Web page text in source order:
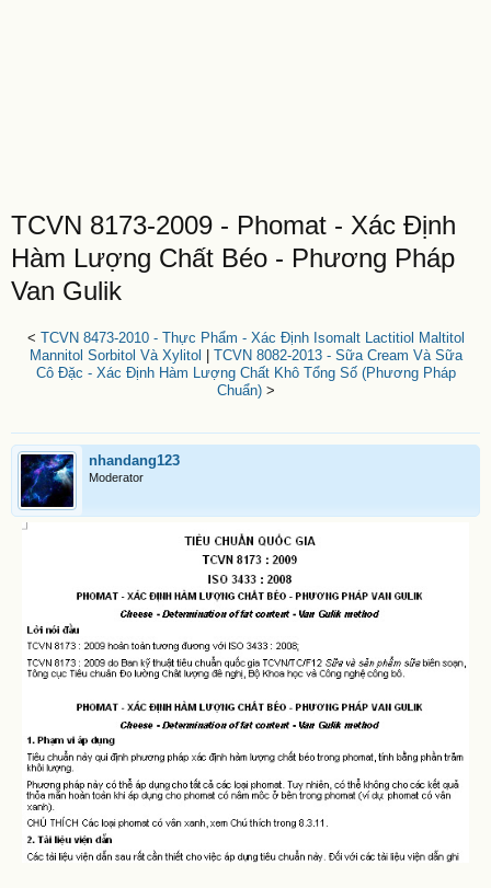
TCVN 8173-2009 - Phomat - Xác Định
Hàm Lượng Chất Béo - Phương Pháp
Van Gulik
< TCVN 8473-2010 - Thực Phẩm - Xác Định Isomalt Lactitiol Maltitol
Mannitol Sorbitol Và Xylitol
TCVN 8082-2013 - Sữa Cream Và Sữa
Cô Đặc - Xác Định Hàm Lượng Chất Khô Tổng Số (Phương Pháp
Chuẩn)>
nhandang123
Moderator